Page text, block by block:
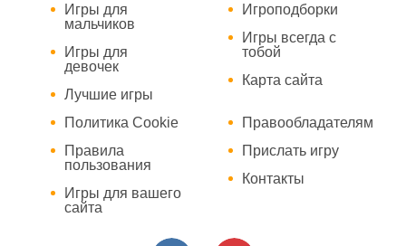
Игры для
мальчиков
Игры для
девочек
Лучшие игры
Игроподборки
Игры всегда с
тобой
Карта сайта
Политика Cookie
Правила
пользования
Игры для вашего
сайта
Правообладателям
Прислать игру
Контакты